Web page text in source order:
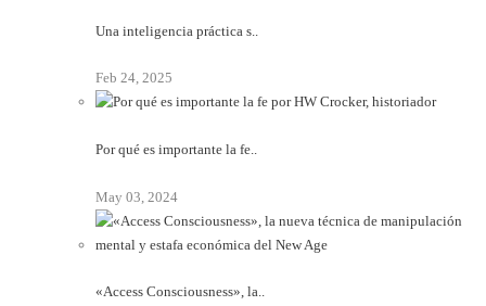
Una inteligencia práctica s..
Feb 24, 2025
Por qué es importante la fe..
May 03, 2024
«Access Consciousness», la..